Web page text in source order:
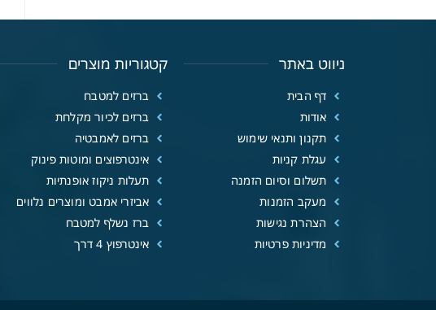
ניווט באתר
דף הבית
אודות
תקנון ותנאי שימוש
עגלת קניות
תשלום וסיום הזמנה
מעקב הזמנות
הצהרת נגישות
מדיניות פרטיות
קטגוריות מוצרים
ברזים למטבח
ברזים לכיור מקלחת
ברזים לאמבטיה
אינטרפוצים ומוטות פינוק
תעלות ניקוז אופנתיות
אביזרי אמבט ומוצרים נלווים
ברז נשלף למטבח
אינטרפוץ 4 דרך